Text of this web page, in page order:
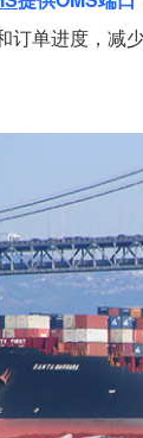
订单进度，